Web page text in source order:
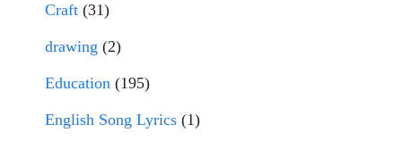
Craft (31)
drawing (2)
Education (195)
English Song Lyrics (1)